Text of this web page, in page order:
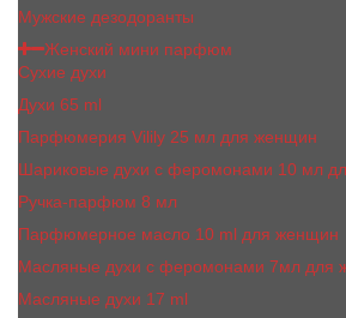
Мужские дезодоранты
Женский мини парфюм
Сухие духи
Духи 65 ml
Парфюмерия Vilily 25 мл для женщин
Шариковые духи с феромонами 10 мл
Ручка-парфюм 8 мл
Парфюмерное масло 10 ml для женщин
Масляные духи c феромонами 7мл для
Масляные духи 17 ml